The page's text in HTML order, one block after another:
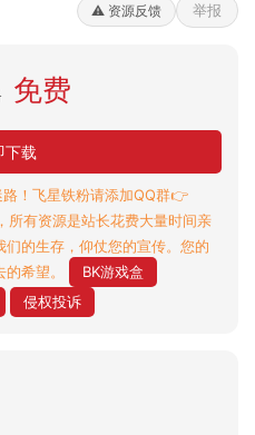
⚠️ 资源反馈 举报
免费
下载
！飞星铁粉请添加QQ群👉
所有资源是站长花费大量时间亲
的生存，仰仗您的宣传。您的
希望。
BK游戏盒
侵权投诉